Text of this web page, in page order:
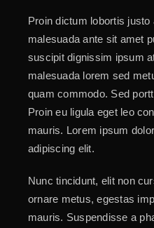
Proin dictum lobortis justo
malesuada ante sit amet
suscipit dignissim ipsum
malesuada lorem sed
quam commodo. Sed
Proin eu ligula eget leo
mauris. Lorem ipsum
adipiscing elit.
Nunc tincidunt, elit non
ornare metus, egestas
mauris. Suspendisse a